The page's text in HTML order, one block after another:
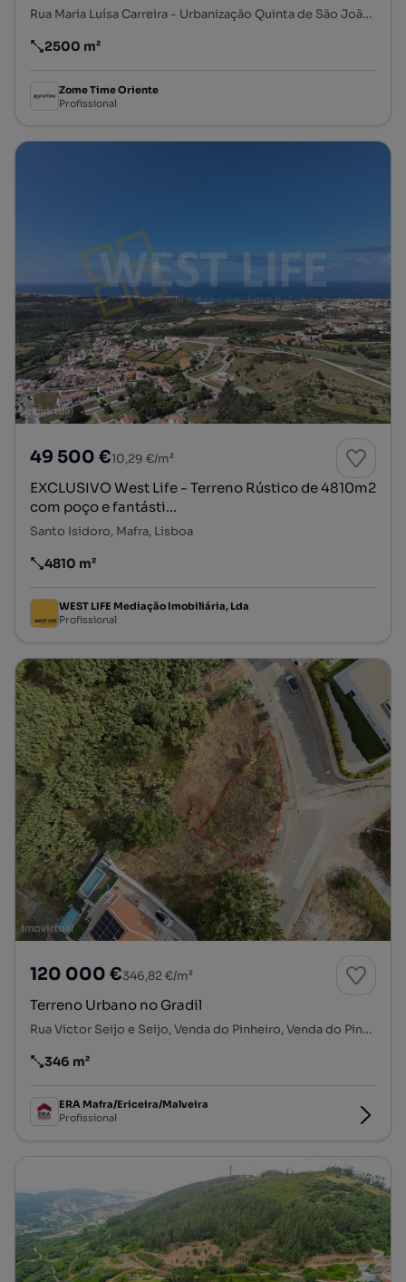
Rua Maria Luísa Carreira - Urbanização Quinta de São João, Milharado, Mafra, Lisboa
Preço por metro quadrado
2500 m²
Zome Time Oriente
Profissional
49 500 €10,29 €/m²
EXCLUSIVO West Life - Terreno Rústico de 4810m2
com poço e fantásti...
Santo Isidoro, Mafra, Lisboa
Preço por metro quadrado
4810 m²
WEST LIFE Mediação Imobiliária, Lda
Profissional
120 000 €346,82 €/m²
Terreno Urbano no Gradil
Rua Victor Seijo e Seijo, Venda do Pinheiro, Venda do Pinheiro e Santo Estêvão das Galés, Mafra, Lisboa
Preço por metro quadrado
346 m²
ERA Mafra/Ericeira/Malveira
Profissional